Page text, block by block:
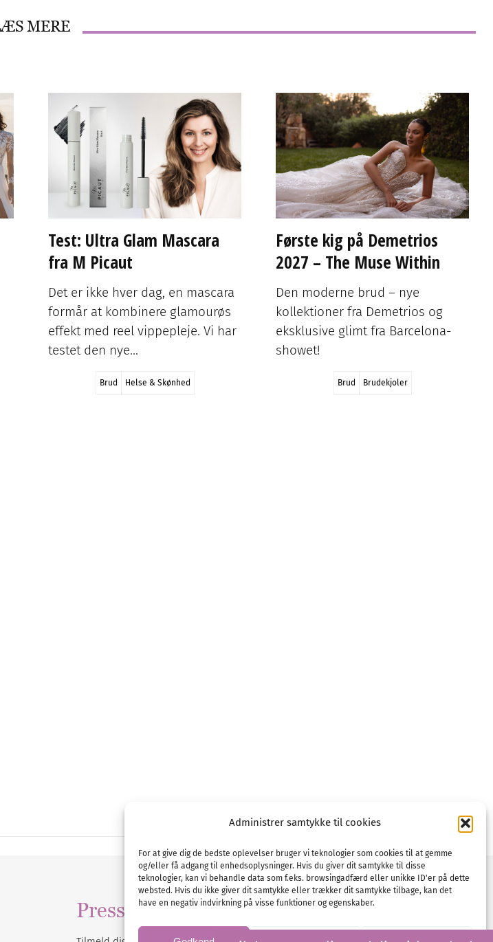
Administrer samtykke til cookies
For at give dig de bedste oplevelser bruger vi teknologier som cookies til at gemme
og/eller få adgang til enhedsoplysninger. Hvis du giver dit samtykke til disse
teknologier, kan vi behandle data som f.eks. browsingadfærd eller unikke ID'er på dette
websted. Hvis du ikke giver dit samtykke eller trækker dit samtykke tilbage, kan det
have en negativ indvirkning på visse funktioner og egenskaber.
MERE
Test: Ultra Glam Mascara
fra M Picaut
Det er ikke hver dag, en mascara
formår at kombinere glamourøs
effekt med reel vippepleje. Vi har
testet den nye…
Brud Helse & Skønhed
Første kig på Demetrios
2027 – The Muse Within
Den moderne brud – nye
kollektioner fra Demetrios og
eksklusive glimt fra Barcelona-
showet!
Brud Brudekjoler
Presse